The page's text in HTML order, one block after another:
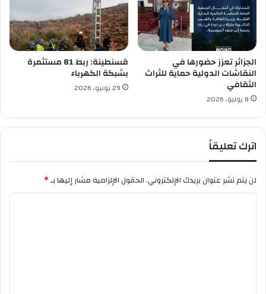
و
ق
ا
ي
ة
م
ك
ر
و
ا
الجزائر تعزز حضورها في
النقاشات الدولية حماية للثراث
الثقافي
8 يوليو، 2026
قسنطينة: ربط 81 مستثمرة
بشبكة الكهرباء
29 يونيو، 2026
اترك تعليقاً
لن يتم نشر عنوان بريدك الإلكتروني.الحقول الإلزامية مشار إليها بـ*